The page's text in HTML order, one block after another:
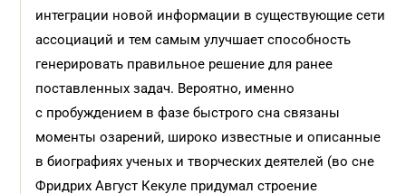
интеграции новой информации в существующие сети
ассоциаций и тем самым улучшает способность
генерировать правильное решение для ранее
поставленных задач. Вероятно, именно
с пробуждением в фазе быстрого сна связаны
моменты озарений, широко известные и описанные
в биографиях ученых и творческих деятелей (во сне
Фридрих Август Кекуле придумал строение